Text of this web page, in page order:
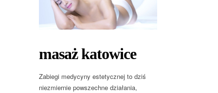
masaż katowice
Zabiegi medycyny estetycznej to dziś
niezmiernie powszechne działania,